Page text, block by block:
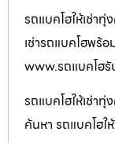
รถแบคโฮให้เช่า
เช่ารถแบคโฮพร้
www.รถแบคโฮ
รถแบคโฮให้เช่า
ค้นหา รถแบคโฮใ